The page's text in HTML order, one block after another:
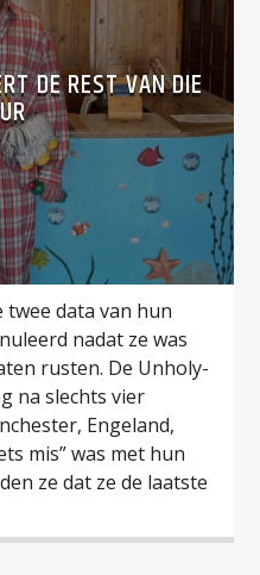
DE REST VAN DIE
twee data van hun
nadat ze was
rusten. De Unholy-
na slechts vier
Engeland,
mis” was met hun
ze dat ze de laatste